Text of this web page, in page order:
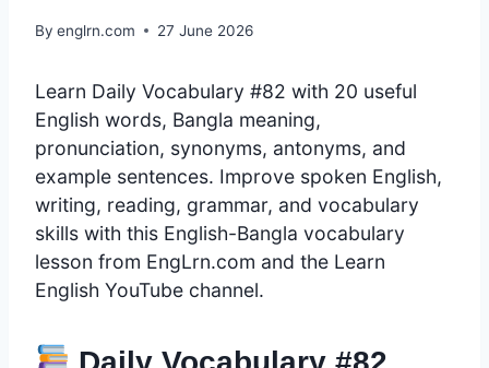
By englrn.com 27 June 2026
Learn Daily Vocabulary #82 with 20 useful
English words, Bangla meaning,
pronunciation, synonyms, antonyms, and
example sentences. Improve spoken English,
writing, reading, grammar, and vocabulary
skills with this English-Bangla vocabulary
lesson from EngLrn.com and the Learn
English YouTube channel.